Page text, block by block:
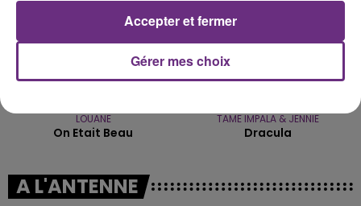
LOUANE
On Etait Beau
TAME IMPALA & JENNIE
Dracula
A L'ANTENNE
Gérer mes choix
Accepter et fermer